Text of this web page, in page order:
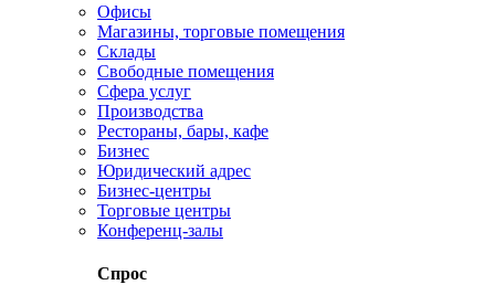
Офисы
Магазины, торговые помещения
Склады
Свободные помещения
Сфера услуг
Производства
Рестораны, бары, кафе
Бизнес
Юридический адрес
Бизнес-центры
Торговые центры
Конференц-залы
Спрос